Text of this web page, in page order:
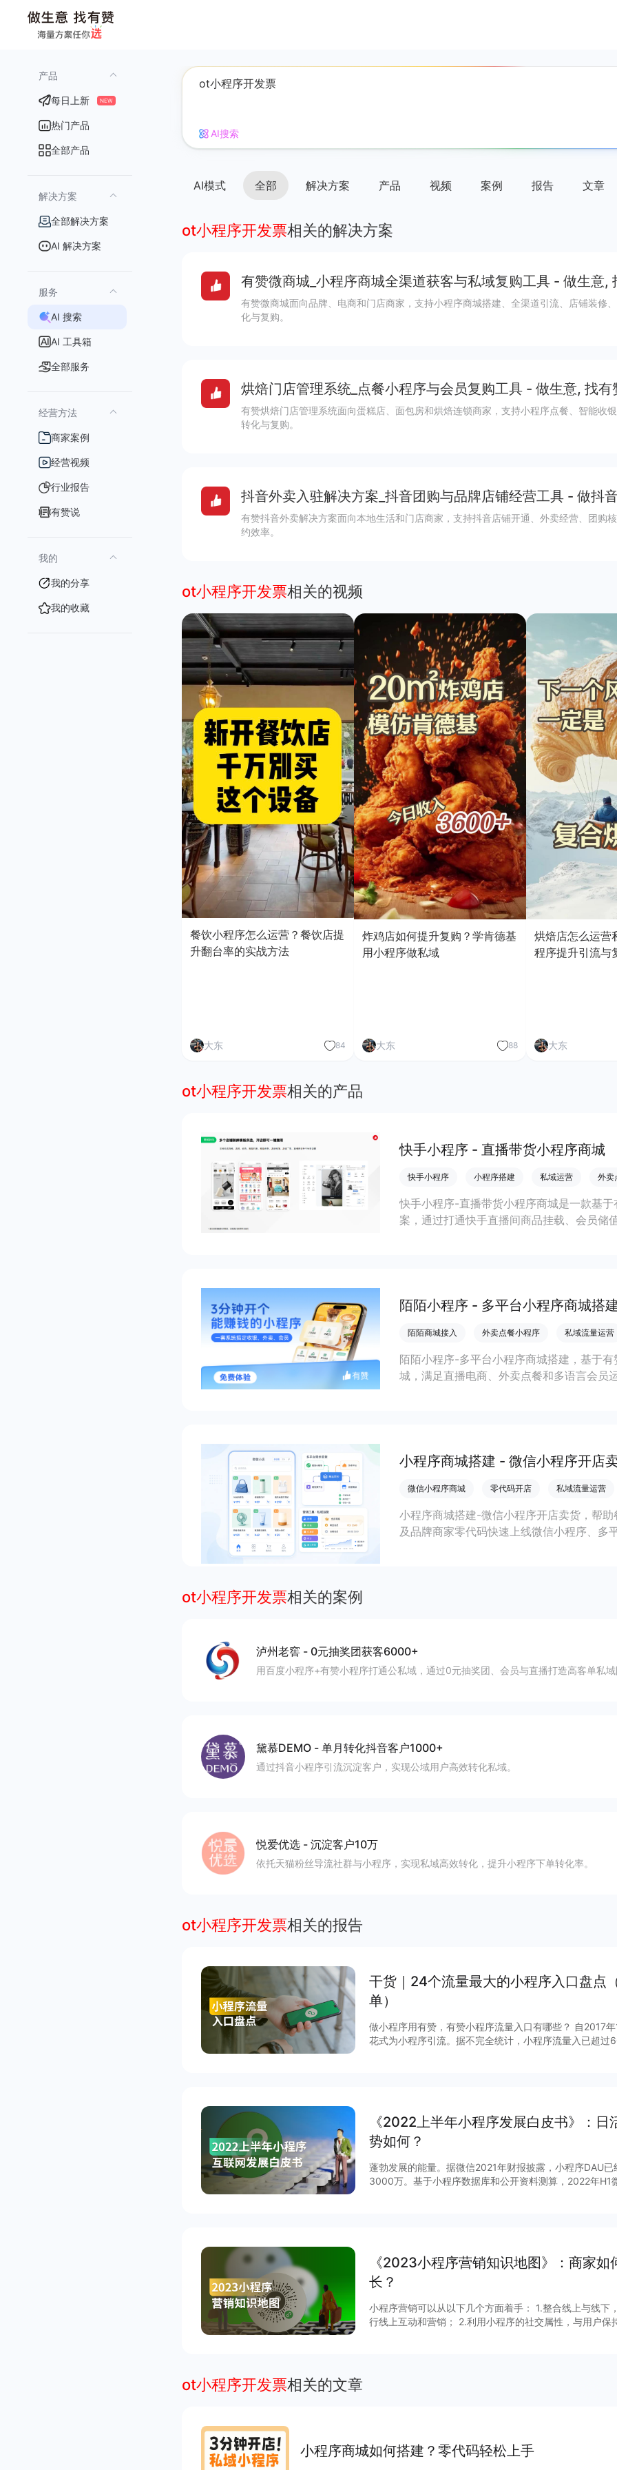
产品
每日上新 NEW
热门产品
全部产品
解决方案
全部解决方案
AI 解决方案
服务
AI 搜索
AI 工具箱
全部服务
经营方法
商家案例
经营视频
行业报告
有赞说
我的
我的分享
我的收藏
AI搜索
AI模式 全部 解决方案 产品 视频 案例 报告 文章
ot小程序开发票相关的解决方案
有赞微商城_小程序商城全渠道获客与私域复购工具 - 做生意,
有赞微商城面向品牌、电商和门店商家，支持小程序商城搭建、全渠道引流、店铺装修
化与复购。
烘焙门店管理系统_点餐小程序与会员复购工具 - 做生意, 找有
有赞烘焙门店管理系统面向蛋糕店、面包房和烘焙连锁商家，支持小程序点餐、智能收
转化与复购。
抖音外卖入驻解决方案_抖音团购与品牌店铺经营工具 - 做抖
有赞抖音外卖解决方案面向本地生活和门店商家，支持抖音店铺开通、外卖经营、团购
约效率。
ot小程序开发票相关的视频
餐饮小程序怎么运营？餐饮店提
升翻台率的实战方法
大东 84
炸鸡店如何提升复购？学肯德基
用小程序做私域
大东 88
烘焙店怎么运营
程序提升引流与
大东
ot小程序开发票相关的产品
快手小程序 - 直播带货小程序商城
快手小程序 小程序搭建 私域运营 外卖
快手小程序-直播带货小程序商城是一款基
案，通过打通快手直播间商品挂载、会员储
陌陌小程序 - 多平台小程序商城搭
陌陌商城接入 外卖点餐小程序 私域流量运营
陌陌小程序-多平台小程序商城搭建，基于
城，满足直播电商、外卖点餐和多语言会员
小程序商城搭建 - 微信小程序开店
微信小程序商城 零代码开店 私域流量运营
小程序商城搭建-微信小程序开店卖货，帮
及品牌商家零代码快速上线微信小程序、多
ot小程序开发票相关的案例
泸州老窖 - 0元抽奖团获客6000+
用百度小程序+有赞小程序打通公私域，通过0元抽奖团、会员与直播打造高客单私
黛慕DEMO - 单月转化抖音客户1000+
通过抖音小程序引流沉淀客户，实现公域用户高效转化私域。
悦爱优选 - 沉淀客户10万
依托天猫粉丝导流社群与小程序，实现私域高效转化，提升小程序下单转化率。
ot小程序开发票相关的报告
干货｜24个流量最大的小程序入口盘点
单）
做小程序用有赞，有赞小程序流量入口有哪些？ 自2017
花式为小程序引流。据不完全统计，小程序流量入已超过
《2022上半年小程序发展白皮书》：
势如何？
蓬勃发展的能量。据微信2021年财报披露，小程序DAU
3000万。基于小程序数据库和公开资料测算，2022年H1
《2023小程序营销知识地图》：商家
长？
小程序营销可以从以下几个方面着手： 1.整合线上与线下
行线上互动和营销； 2.利用小程序的社交属性，与用户
ot小程序开发票相关的文章
小程序商城如何搭建？零代码轻松上手